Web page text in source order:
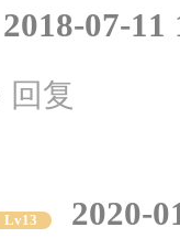
2018-07-11
回复
Lv13 2020-